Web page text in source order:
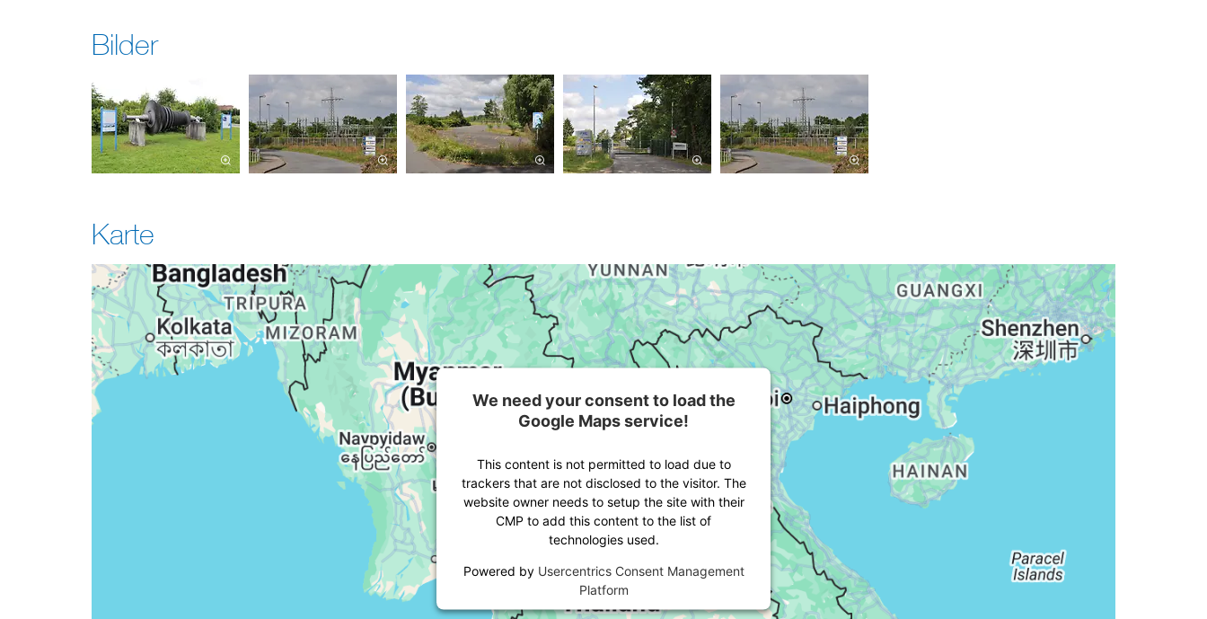
Bilder
Karte
We need your consent to load the
Google Maps service!
This content is not permitted to load due to
trackers that are not disclosed to the visitor. The
website owner needs to setup the site with their
CMP to add this content to the list of
technologies used.
Powered by Usercentrics Consent Management
Platform